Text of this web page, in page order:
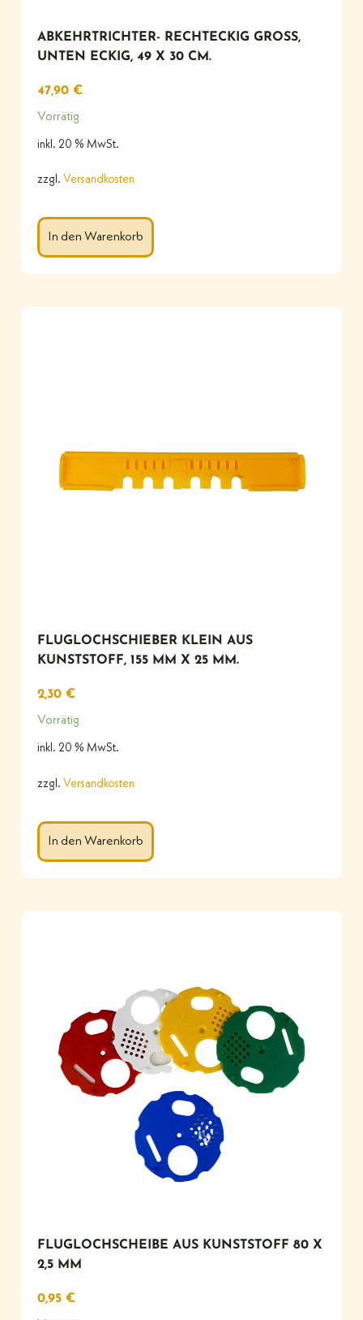
ABKEHRTRICHTER- RECHTECKIG GROSS, U
NTEN ECKIG, 49 X 30 CM.
47,90 €
Vorrätig
inkl. 20 % MwSt.
zzgl. Versandkosten
In den Warenkorb
FLUGLOCHSCHIEBER KLEIN AUS
KUNSTSTOFF, 155 MM X 25 MM.
2,30 €
Vorrätig
inkl. 20 % MwSt.
zzgl. Versandkosten
In den Warenkorb
FLUGLOCHSCHEIBE AUS KUNSTSTOFF 80 X
2,5 MM
0,95 €